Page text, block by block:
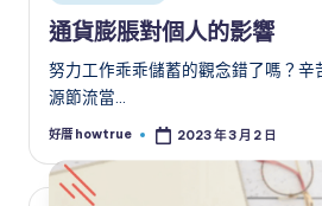
通貨膨脹對個人的影響
努力工作乖乖儲蓄的觀念錯了嗎？辛
源節流當…
Posted
好厝 howtrue 2023 年 3 月 2 日